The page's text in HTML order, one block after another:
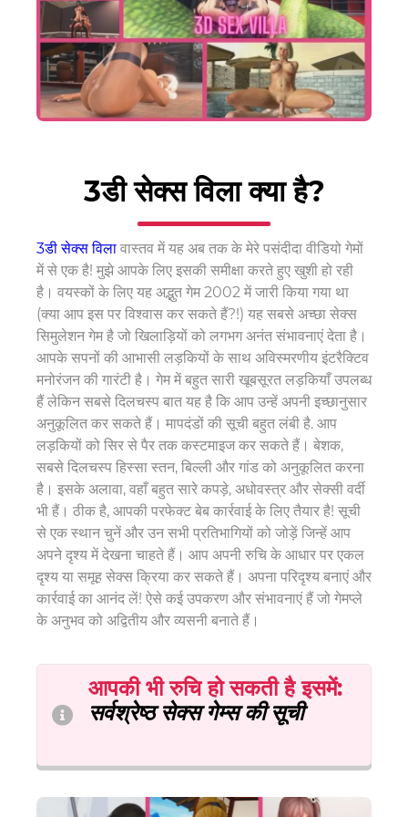
3डी सेक्स विला क्या है?
3डी सेक्स विला वास्तव में यह अब तक के मेरे पसंदीदा वीडियो गेमों
में से एक है! मुझे आपके लिए इसकी समीक्षा करते हुए खुशी हो रही
है। वयस्कों के लिए यह अद्भुत गेम 2002 में जारी किया गया था
(क्या आप इस पर विश्वास कर सकते हैं?!) यह सबसे अच्छा सेक्स
सिमुलेशन गेम है जो खिलाड़ियों को लगभग अनंत संभावनाएं देता है।
आपके सपनों की आभासी लड़कियों के साथ अविस्मरणीय इंटरैक्टिव
मनोरंजन की गारंटी है। गेम में बहुत सारी खूबसूरत लड़कियाँ उपलब्ध
हैं लेकिन सबसे दिलचस्प बात यह है कि आप उन्हें अपनी इच्छानुसार
अनुकूलित कर सकते हैं। मापदंडों की सूची बहुत लंबी है. आप
लड़कियों को सिर से पैर तक कस्टमाइज कर सकते हैं। बेशक,
सबसे दिलचस्प हिस्सा स्तन, बिल्ली और गांड को अनुकूलित करना
है। इसके अलावा, वहाँ बहुत सारे कपड़े, अधोवस्त्र और सेक्सी वर्दी
भी हैं। ठीक है, आपकी परफेक्ट बेब कार्रवाई के लिए तैयार है! सूची
से एक स्थान चुनें और उन सभी प्रतिभागियों को जोड़ें जिन्हें आप
अपने दृश्य में देखना चाहते हैं। आप अपनी रुचि के आधार पर एकल
दृश्य या समूह सेक्स क्रिया कर सकते हैं। अपना परिदृश्य बनाएं और
कार्रवाई का आनंद लें! ऐसे कई उपकरण और संभावनाएं हैं जो गेमप्ले
के अनुभव को अद्वितीय और व्यसनी बनाते हैं।
आपकी भी रुचि हो सकती हैइसमें:
सर्वश्रेष्ठ सेक्स गेम्स की सूची